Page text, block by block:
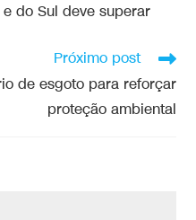
do Sul deve superar
Próximo post
de esgoto para reforçar
proteção ambiental